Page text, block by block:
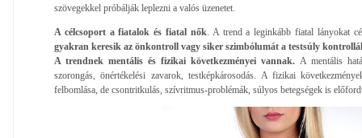
szövegekkel próbálják leplezni a valós üzenetet.
A célcsoport a fiatalok és fiatal nők . A trend a leginkább fiatal lányokat
gyakran keresik az önkontroll vagy siker szimbólumát a testsúly
A trendnek mentális és fizikai következményei vannak. A mentális
szorongás, önértékelési zavarok, testképkárosodás. A fizikai
felbomlása, de csontritkulás, szívritmus-problémák, súlyos betegségek is